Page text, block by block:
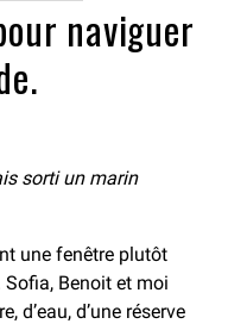
naviguer
sorti un marin
une fenêtre plutôt
Benoit et moi
d’eau, d’une réserve